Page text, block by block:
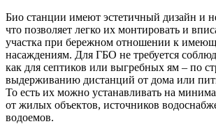
Био станции имеют эстетичный дизайн и
что позволяет легко их монтировать и
участка при бережном отношении к
насаждениям. Для ГБО не требуется
как для септиков или выгребных ям – по
выдерживанию дистанций от дома или
То есть их можно устанавливать на
от жилых объектов, источников
водоемов.